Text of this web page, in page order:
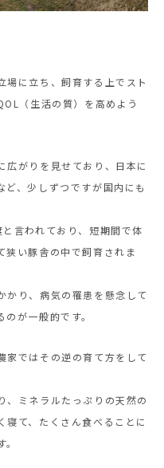
場に立ち、飼育する上でスト
（生活の質）を高めよう
広がりを見せており、日本に
、少しずつですが国内にも
言われており、短期間で体
狭い豚舎の中で飼育されま
かり、病気の罹患を懸念して
が一般的です。
家ではその逆の育て方をして
、ミネラルたっぷりの天然の
寝て、たくさん食べることに